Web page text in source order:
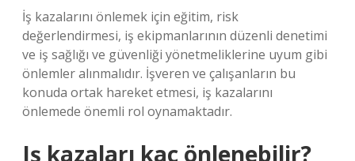
İş kazalarını önlemek için eğitim, risk
değerlendirmesi, iş ekipmanlarının düzenli denetimi
ve iş sağlığı ve güvenliği yönetmeliklerine uyum gibi
önlemler alınmalıdır. İşveren ve çalışanların bu
konuda ortak hareket etmesi, iş kazalarını
önlemede önemli rol oynamaktadır.
Iş kazaları kaç önlenebilir?